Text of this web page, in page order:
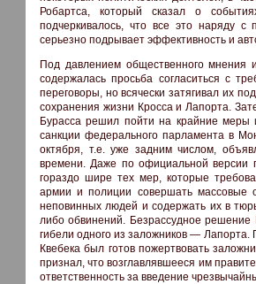
Робартса, который сказал о
подчеркивалось, что все это наряду с
серьезно подрывает эффективность и
Под давлением общественного мнения
содержалась просьба согласиться с
переговоры, но всячески затягивал их
сохранения жизни Кросса и Лапорта.
Бурасса решил пойти на крайние
санкции федерального парламента в
октября, т.е. уже задним числом,
времени. Даже по официальной версии
гораздо шире тех мер, которые
армии и полиции совершать массовые
неповинных людей и содержать их в
либо обвинений. Безрассудное решение
гибели одного из заложников —
Квебека был готов пожертвовать
признал, что возглавлявшееся им
ответственность за введение